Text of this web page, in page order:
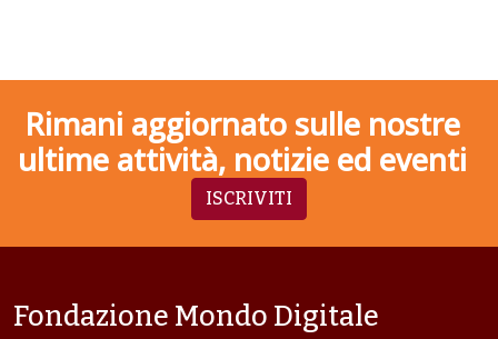
Rimani aggiornato sulle nostre
ultime attività, notizie ed eventi
ISCRIVITI
Fondazione Mondo Digitale